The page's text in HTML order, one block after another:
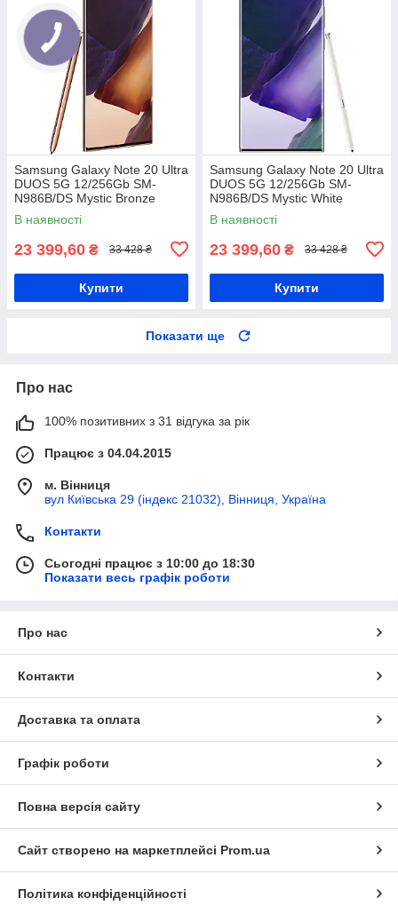
Samsung Galaxy Note 20 Ultra
DUOS 5G 12/256Gb SM-
N986B/DS Mystic Bronze
Samsung Exynos 990 + 4300
мАг
В наявності
23 399,60 ₴ 33 428 ₴
Купити
Samsung Galaxy Note 20 Ultra
DUOS 5G 12/256Gb SM-
N986B/DS Mystic White
Samsung Exynos 990 + 4300
мАг
В наявності
23 399,60 ₴ 33 428 ₴
Купити
Показати ще
Про нас
100% позитивних з 31 відгука за рік
Працює з 04.04.2015
м. Вінниця
вул Київська 29 (індекс 21032), Вінниця, Україна
Контакти
Сьогодні працює з 10:00 до 18:30
Показати весь графік роботи
Про нас
Контакти
Доставка та оплата
Графік роботи
Повна версія сайту
Сайт створено на маркетплейсі Prom.ua
Політика конфіденційності